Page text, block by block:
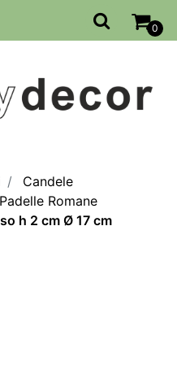
0
Candele
Padelle Romane
h 2 cm Ø 17 cm